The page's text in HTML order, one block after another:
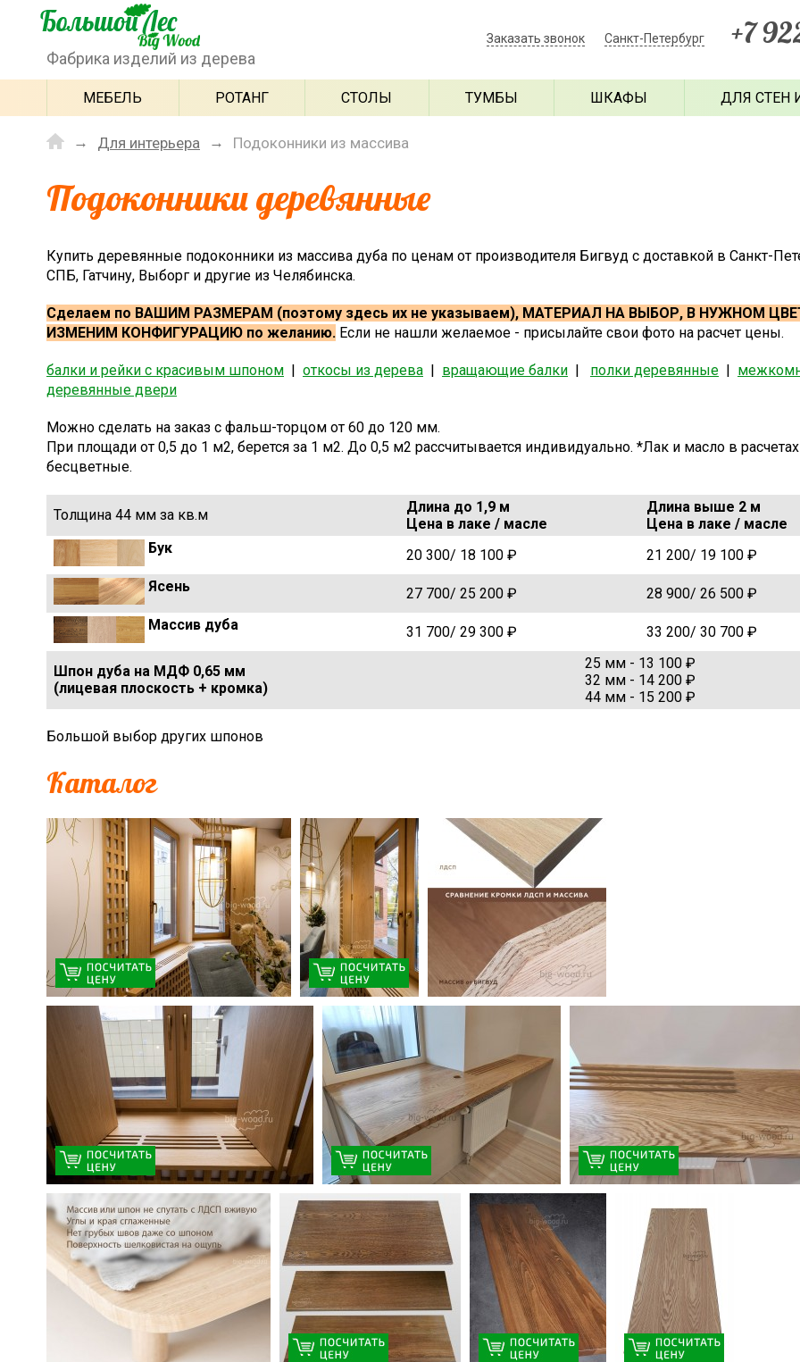
Фабрика изделий из дерева
Заказать звонок Санкт-Петербург +7
МЕБЕЛЬ РОТАНГ СТОЛЫ ТУМБЫ ШКАФЫ ДЛЯ СТЕН
Для интерьера Подоконники из массива
Подоконники деревянные
Купить деревянные подоконники из массива дуба по ценам от производителя Бигвуд с доставкой в Санкт-
СПБ, Гатчину, Выборг и другие из Челябинска.
Сделаем по ВАШИМ РАЗМЕРАМ (поэтому здесь их не указываем), МАТЕРИАЛ НА ВЫБОР, В НУЖНОМ
ИЗМЕНИМ КОНФИГУРАЦИЮ по желанию. Если не нашли желаемое - присылайте свои фото на расчет цены.
балки и рейки с красивым шпоном | откосы из дерева | вращающие балки | полки деревянные |
деревянные двери
Можно сделать на заказ с фальш-торцом от 60 до 120 мм.
При площади от 0,5 до 1 м2, берется за 1 м2. До 0,5 м2 рассчитывается индивидуально. *Лак и масло в расчетах
бесцветные.
Толщина 44 мм за кв.м
Длина до 1,9 м
Цена в лаке / масле
Длина выше 2 м
Цена в лаке / масле
Бук
20 300/ 18 100 ₽
21 200/ 19 100 ₽
Ясень
27 700/ 25 200 ₽
28 900/ 26 500 ₽
Массив дуба
31 700/ 29 300 ₽ 33 200/ 30 700 ₽
Шпон дуба на МДФ 0,65 мм
(лицевая плоскость + кромка)
25 мм - 13 100 ₽
32 мм - 14 200 ₽
44 мм - 15 200 ₽
Большой выбор других шпонов
Каталог